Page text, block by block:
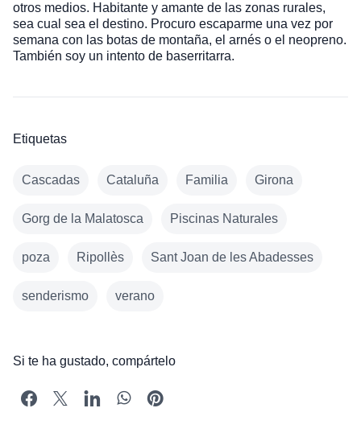
otros medios. Habitante y amante de las zonas rurales,
sea cual sea el destino. Procuro escaparme una vez por
semana con las botas de montaña, el arnés o el neopreno.
También soy un intento de baserritarra.
Etiquetas
Cascadas Cataluña Familia Girona
Gorg de la Malatosca Piscinas Naturales
poza Ripollès Sant Joan de les Abadesses
senderismo verano
Si te ha gustado, compártelo